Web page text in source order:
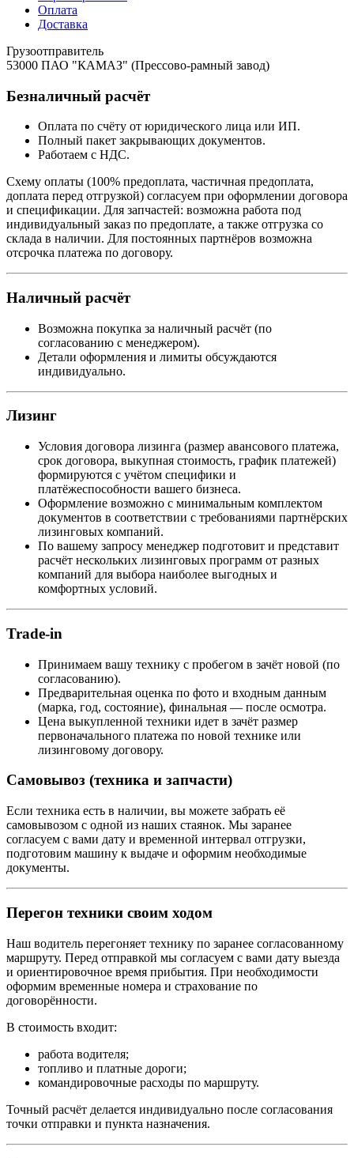
Оплата
Доставка
Грузоотправитель
53000 ПАО "КАМАЗ" (Прессово-рамный завод)
Безналичный расчёт
Оплата по счёту от юридического лица или ИП.
Полный пакет закрывающих документов.
Работаем с НДС.
Схему оплаты (100% предоплата, частичная предоплата,
доплата перед отгрузкой) согласуем при оформлении договора
и спецификации. Для запчастей: возможна работа под
индивидуальный заказ по предоплате, а также отгрузка со
склада в наличии. Для постоянных партнёров возможна
отсрочка платежа по договору.
Наличный расчёт
Возможна покупка за наличный расчёт (по
согласованию с менеджером).
Детали оформления и лимиты обсуждаются
индивидуально.
Лизинг
Условия договора лизинга (размер авансового платежа,
срок договора, выкупная стоимость, график платежей)
формируются с учётом специфики и
платёжеспособности вашего бизнеса.
Оформление возможно с минимальным комплектом
документов в соответствии с требованиями партнёрских
лизинговых компаний.
По вашему запросу менеджер подготовит и представит
расчёт нескольких лизинговых программ от разных
компаний для выбора наиболее выгодных и
комфортных условий.
Trade-in
Принимаем вашу технику с пробегом в зачёт новой (по
согласованию).
Предварительная оценка по фото и входным данным
(марка, год, состояние), финальная — после осмотра.
Цена выкупленной техники идет в зачёт размер
первоначального платежа по новой технике или
лизинговому договору.
Самовывоз (техника и запчасти)
Если техника есть в наличии, вы можете забрать её
самовывозом с одной из наших стаянок. Мы заранее
согласуем с вами дату и временной интервал отгрузки,
подготовим машину к выдаче и оформим необходимые
документы.
Перегон техники своим ходом
Наш водитель перегоняет технику по заранее согласованному
маршруту. Перед отправкой мы согласуем с вами дату выезда
и ориентировочное время прибытия. При необходимости
оформим временные номера и страхование по
договорённости.
В стоимость входит:
работа водителя;
топливо и платные дороги;
командировочные расходы по маршруту.
Точный расчёт делается индивидуально после согласования
точки отправки и пункта назначения.